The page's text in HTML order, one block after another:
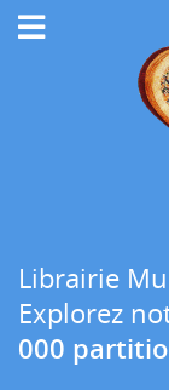
Librairie
Explorez
000